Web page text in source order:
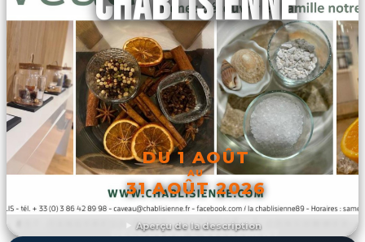
Aperçu de la description
DU 1 AOÛT
AU
31 AOÛT 2026
DÉCOUVRIR L'ÉVÉNEMENT